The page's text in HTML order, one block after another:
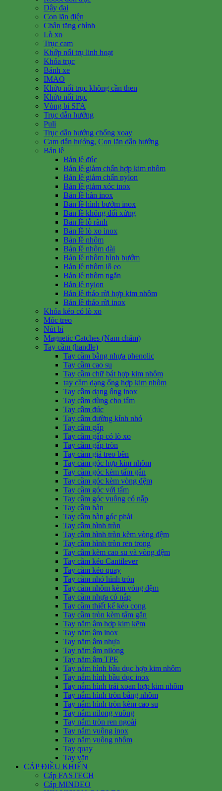
Dây đai
Con lăn điện
Chân tăng chỉnh
Lò xo
Trục cam
Khớp nối trụ linh hoạt
Khóa trục
Bánh xe
IMAO
Khớp nối trục không cần then
Khớp nối trục
Vòng bi SFA
Trục dẫn hướng
Puli
Trục dẫn hướng chống xoay
Cam dẫn hướng, Con lăn dẫn hướng
Bản lề
Bản lề đúc
Bản lề giảm chấn hợp kim nhôm
Bản lề giảm chấn nylon
Bản lề giảm xóc inox
Bản lề hàn inox
Bản lề hình bướm inox
Bản lề không đối xứng
Bản lề lỗ rãnh
Bản lề lò xo inox
Bản lề nhôm
Bản lề nhôm dài
Bản lề nhôm hình bướm
Bản lề nhôm lỗ eo
Bản lề nhôm ngắn
Bản lề nylon
Bản lề tháo rời hợp kim nhôm
Bản lề tháo rời inox
Khóa kéo có lò xo
Móc treo
Nút bi
Magnetic Catches (Nam châm)
Tay cầm (handle)
Tay cầm bằng nhựa phenolic
Tay cầm cao su
Tay cầm chữ bát hợp kim nhôm
tay cầm dạng ống hợp kim nhôm
Tay cầm dạng ống inox
Tay cầm dùng cho tấm
Tay cầm đúc
Tay cầm đường kính nhỏ
Tay cầm gấp
Tay cầm gấp có lò xo
Tay cầm gấp tròn
Tay cầm giá treo bên
Tay cầm góc hợp kim nhôm
Tay cầm góc kèm tấm gắn
Tay cầm góc kèm vòng đệm
Tay cầm góc với tấm
Tay cầm góc vuông có nắp
Tay cầm hàn
Tay cầm hàn góc phải
Tay cầm hình tròn
Tay cầm hình tròn kèm vòng đệm
Tay cầm hình tròn ren trong
Tay cầm kèm cao su và vòng đệm
Tay cầm kéo Cantilever
Tay cầm kéo quay
Tay cầm nhỏ hình tròn
Tay cầm nhôm kèm vòng đệm
Tay cầm nhựa có nắp
Tay cầm thiết kế kéo cong
Tay cầm tròn kèm tấm gắn
Tay nắm âm hợp kim kẽm
Tay nắm âm inox
Tay nắm âm nhựa
Tay nắm âm nilong
Tay nắm âm TPE
Tay nắm hình bầu dục hợp kim nhôm
Tay nắm hình bầu dục inox
Tay nắm hình trái xoan hợp kim nhôm
Tay nắm hình tròn bằng nhôm
Tay nắm hình tròn kèm cao su
Tay nắm nilong vuông
Tay nắm tròn ren ngoài
Tay nắm vuông inox
Tay nắm vuông nhôm
Tay quay
Tay vặn
CÁP ĐIỀU KHIỂN
Cáp FASTECH
Cáp MINDEO